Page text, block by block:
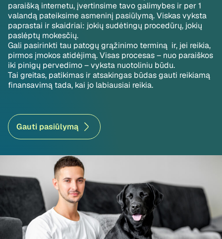
paraišką internetu, įvertinsime tavo galimybes ir per 1
valandą pateiksime asmeninį pasiūlymą. Viskas vyksta
paprastai ir skaidriai: jokių sudėtingų procedūrų, jokių
paslėptų mokesčių.
Gali pasirinkti tau patogų grąžinimo terminą ir, jei reikia,
pirmos įmokos atidėjimą. Visas procesas – nuo paraiškos
iki pinigų pervedimo – vyksta nuotoliniu būdu.
Tai greitas, patikimas ir atsakingas būdas gauti reikiamą
finansavimą tada, kai jo labiausiai reikia.
Gauti pasiūlymą